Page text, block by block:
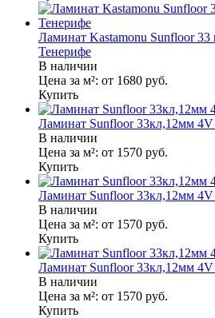
Ламинат Kastamonu Sunfloor
Тенерифе
В наличии
Цена за м²: от 1680 руб.
Купить
Ламинат Sunfloor 33кл,12мм
В наличии
Цена за м²: от 1570 руб.
Купить
Ламинат Sunfloor 33кл,12мм
В наличии
Цена за м²: от 1570 руб.
Купить
Ламинат Sunfloor 33кл,12мм
В наличии
Цена за м²: от 1570 руб.
Купить